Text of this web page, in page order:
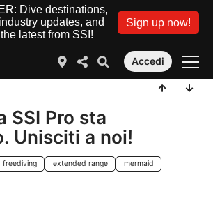
Dive destinations,
updates, and
latest from SSI!
Sign up now!
Accedi
SSI Pro sta
Unisciti a noi!
freediving extended range mermaid